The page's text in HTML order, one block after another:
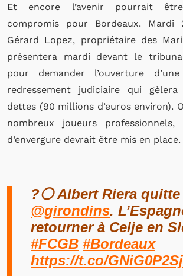
Et encore l’avenir pourrait
compromis pour Bordeaux. Mardi
Gérard Lopez, propriétaire des
présentera mardi devant le
pour demander l’ouverture
redressement judiciaire qui gèlera
dettes (90 millions d’euros environ).
nombreux joueurs
d’envergure devrait être mis en place.
?⚪️ Albert Riera
@girondins.
retourner à Celje en
#FCGB #Bordeaux
https://t.co/